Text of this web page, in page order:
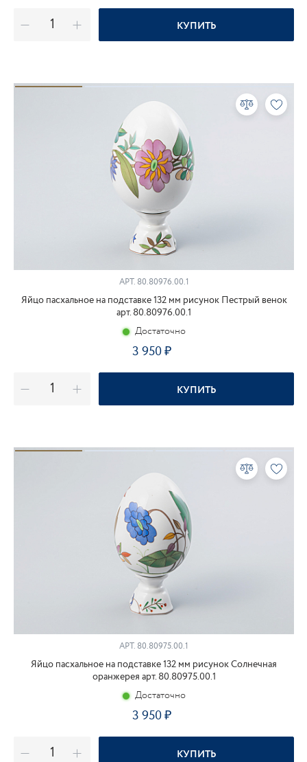
КУПИТЬ
АРТ.80.80976.00.1
Яйцо пасхальное на подставке 132 мм рисунок Пестрый венок
арт. 80.80976.00.1
Достаточно
3 950
КУПИТЬ
АРТ. 80.80975.00.1
Яйцо пасхальное на подставке 132 мм рисунок Солнечная
оранжерея арт. 80.80975.00.1
Достаточно
3 950
КУПИТЬ